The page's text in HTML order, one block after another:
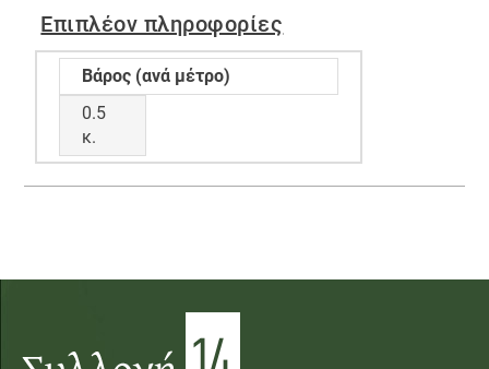
Επιπλέον πληροφορίες
Βάρος (ανά μέτρο)
0.5
κ.